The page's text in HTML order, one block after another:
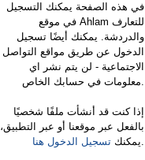
في هذه الصفحة يمكنك التسجيل
في موقع Ahlam للتعارف
والدردشة. يمكنك أيضًا تسجيل
الدخول عن طريق مواقع التواصل
الاجتماعية - لن يتم نشر اي
معلومات في حسابك الخاص.
إذا كنت قد أنشأت ملفًا شخصيًا
بالفعل عبر موقعنا أو عبر التطبيق،
يمكنك تسجيل الدخول هنا .